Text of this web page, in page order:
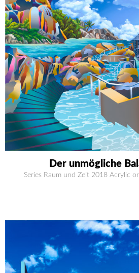
Der unmögliche
Series Raum und Zeit 2018 Acrylic